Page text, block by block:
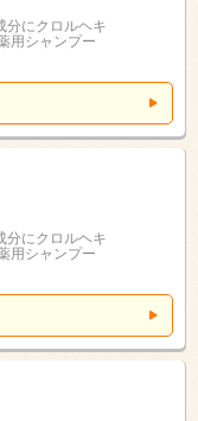
分にクロルヘキ
用シャンプー
分にクロルヘキ
用シャンプー